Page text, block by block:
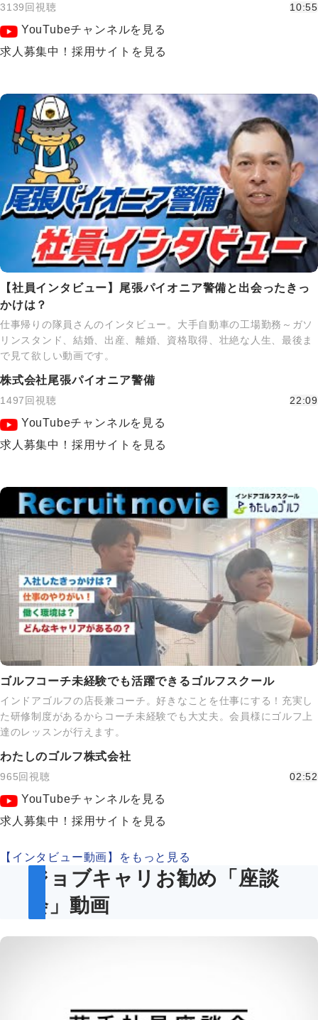
3139回視聴 10:55
YouTubeチャンネルを見る
求人募集中！採用サイトを見る
【社員インタビュー】尾張パイオニア警備と出会ったきっ
かけは？
仕事帰りの隊員さんのインタビュー。大手自動車の工場勤務～ガソ
リンスタンド、結婚、出産、離婚、資格取得、壮絶な人生、最後ま
で見て欲しい動画です。
株式会社尾張パイオニア警備
1497回視聴 22:09
YouTubeチャンネルを見る
求人募集中！採用サイトを見る
ゴルフコーチ未経験でも活躍できるゴルフスクール
インドアゴルフの店長兼コーチ。好きなことを仕事にする！充実し
た研修制度があるからコーチ未経験でも大丈夫。会員様にゴルフ上
達のレッスンが行えます。
わたしのゴルフ株式会社
965回視聴 02:52
YouTubeチャンネルを見る
求人募集中！採用サイトを見る
【インタビュー動画】をもっと見る
ジョブキャリお勧め「座談
会」動画